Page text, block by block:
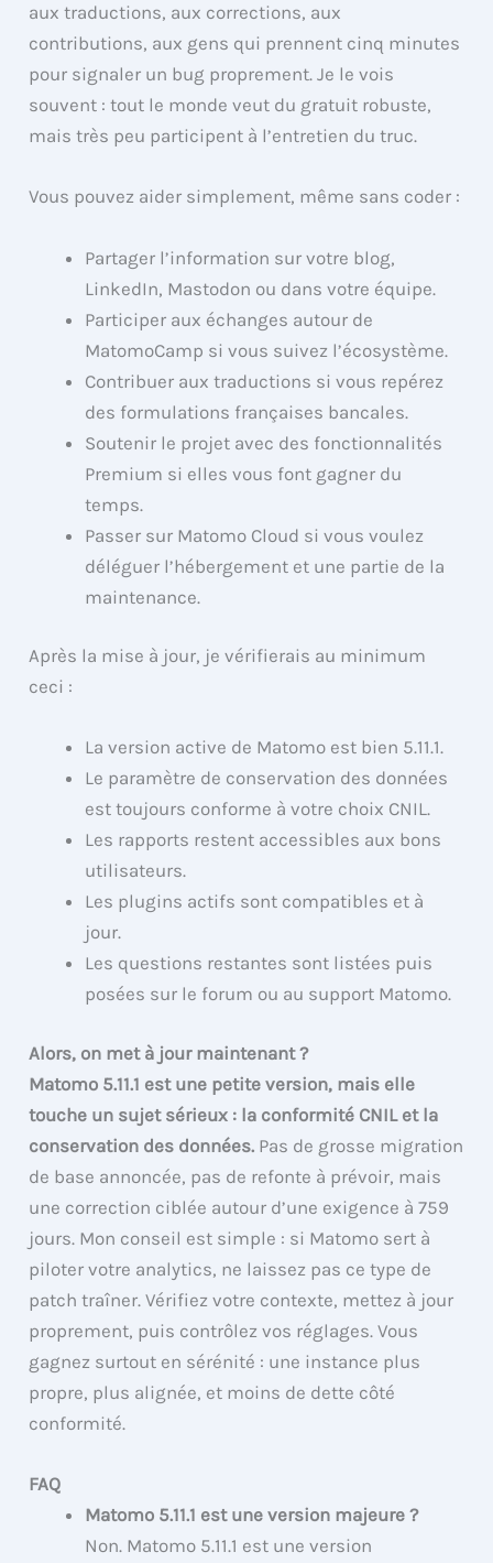
aux traductions, aux corrections, aux
contributions, aux gens qui prennent cinq minutes
pour signaler un bug proprement. Je le vois
souvent : tout le monde veut du gratuit robuste,
mais très peu participent à l’entretien du truc.
Vous pouvez aider simplement, même sans coder :
Partager l’information sur votre blog,
LinkedIn, Mastodon ou dans votre équipe.
Participer aux échanges autour de
MatomoCamp si vous suivez l’écosystème.
Contribuer aux traductions si vous repérez
des formulations françaises bancales.
Soutenir le projet avec des fonctionnalités
Premium si elles vous font gagner du
temps.
Passer sur Matomo Cloud si vous voulez
déléguer l’hébergement et une partie de la
maintenance.
Après la mise à jour, je vérifierais au minimum
ceci :
La version active de Matomo est bien 5.11.1.
Le paramètre de conservation des données
est toujours conforme à votre choix CNIL.
Les rapports restent accessibles aux bons
utilisateurs.
Les plugins actifs sont compatibles et à
jour.
Les questions restantes sont listées puis
posées sur le forum ou au support Matomo.
Alors, on met à jour maintenant ?
Matomo 5.11.1 est une petite version, mais elle
touche un sujet sérieux : la conformité CNIL et la
conservation des données. Pas de grosse migration
de base annoncée, pas de refonte à prévoir, mais
une correction ciblée autour d’une exigence à 759
jours. Mon conseil est simple : si Matomo sert à
piloter votre analytics, ne laissez pas ce type de
patch traîner. Vérifiez votre contexte, mettez à jour
proprement, puis contrôlez vos réglages. Vous
gagnez surtout en sérénité : une instance plus
propre, plus alignée, et moins de dette côté
conformité.
FAQ
Matomo 5.11.1 est une version majeure ?
Non. Matomo 5.11.1 est une version